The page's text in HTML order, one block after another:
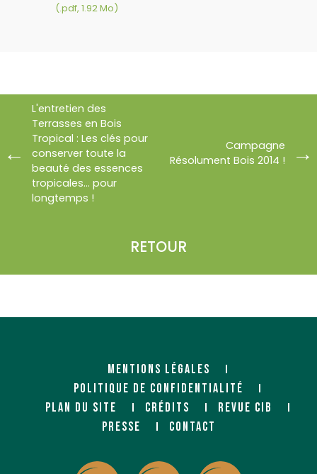
(.pdf, 1.92 Mo)
L'entretien des
Terrasses en Bois
Tropical : Les clés pour
conserver toute la
beauté des essences
tropicales... pour
longtemps !
RETOUR
Campagne
Résolument Bois 2014 !
MENTIONS LÉGALES
POLITIQUE DE CONFIDENTIALITÉ
PLAN DU SITE
CRÉDITS
REVUE CIB
PRESSE
CONTACT